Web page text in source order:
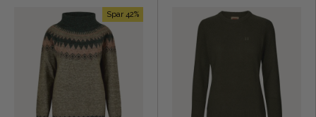
Spar 42%